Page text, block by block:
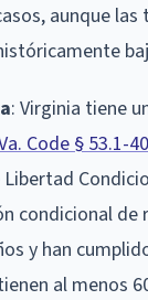
aunque las
: Virginia tiene
Code § 53.1-
condicional de
y han
al menos